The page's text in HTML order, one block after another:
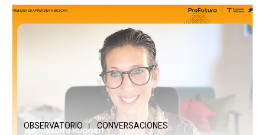
OBSERVATORIO CONVERSACIONES